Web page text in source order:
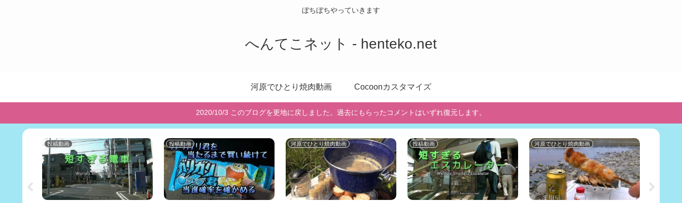
ぼちぼちやっていきます
へんてこネット - henteko.net
河原でひとり焼肉動画 Cocoonカスタマイズ
2020/10/3 このブログを更地に戻しました。過去にもらったコメントはいずれ復元します。
投稿動画 投稿動画 河原でひとり焼肉動画 投稿動画 河原でひとり焼肉動画